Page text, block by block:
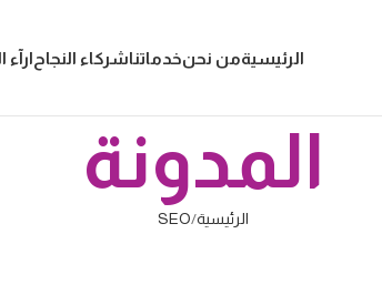
الرئيسيةمن نحنخدماتناشركاء النجاح ارآء
المدونة
الرئيسية SEO